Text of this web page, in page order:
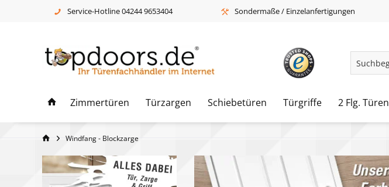
Service-Hotline 04244 9653404 Sondermaße / Einzelanfertigungen
Zimmertüren Türzargen Schiebetüren Türgriffe 2 Flg. Türen
Windfang - Blockzarge